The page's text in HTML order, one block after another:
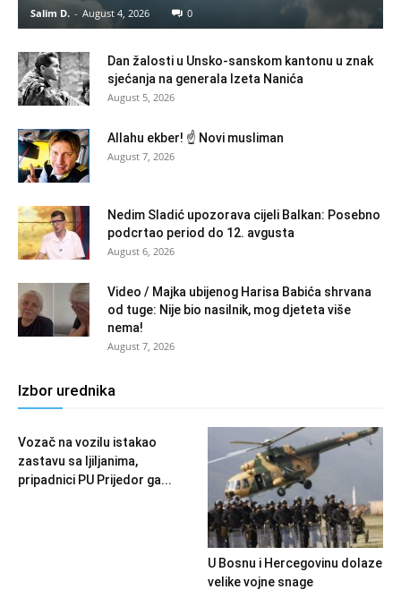
Salim D. - August 4, 2026 0
Dan žalosti u Unsko-sanskom kantonu u znak
sjećanja na generala Izeta Nanića
August 5, 2026
Allahu ekber! ☝️ Novi musliman
August 7, 2026
Nedim Sladić upozorava cijeli Balkan: Posebno
podcrtao period do 12. avgusta
August 6, 2026
Video / Majka ubijenog Harisa Babića shrvana
od tuge: Nije bio nasilnik, mog djeteta više
nema!
August 7, 2026
Izbor urednika
Vozač na vozilu istakao
zastavu sa ljiljanima,
pripadnici PU Prijedor ga...
U Bosnu i Hercegovinu dolaze
velike vojne snage